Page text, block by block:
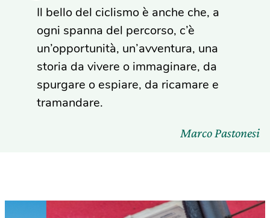
Il bello del ciclismo è anche che, a
ogni spanna del percorso, c’è
un’opportunità, un’avventura, una
storia da vivere o immaginare, da
spurgare o espiare, da ricamare e
tramandare.
Marco Pastonesi